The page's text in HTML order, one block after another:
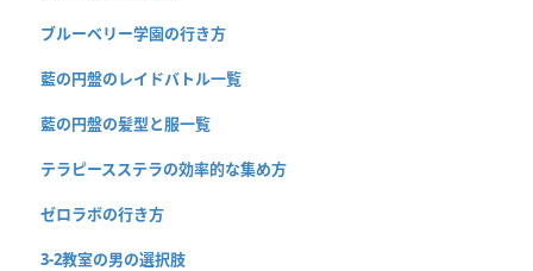
ブルーベリー学園の行き方
藍の円盤のレイドバトル一覧
藍の円盤の髪型と服一覧
テラピースステラの効率的な集め方
ゼロラボの行き方
3-2教室の男の選択肢